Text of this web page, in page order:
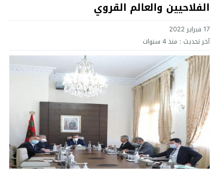
الفلاحيين والعالم القروي
17 فبراير 2022
آخر تحديث : منذ 4 سنوات